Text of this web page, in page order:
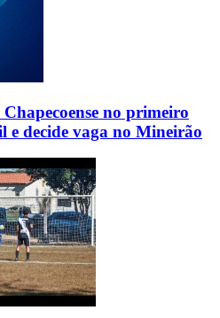
no primeiro
e decide vaga no Mineirão